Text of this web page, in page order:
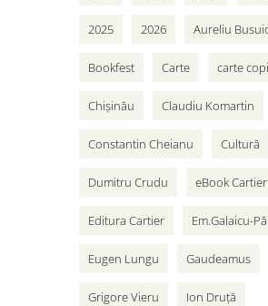
2025 2026 Aureliu
Bookfest Carte carte
Chișinău Claudiu Komartin
Constantin Cheianu Cultură
Dumitru Crudu eBook Cartier
Editura Cartier Em.Galaicu-
Eugen Lungu Gaudeamus
Grigore Vieru Ion Druță